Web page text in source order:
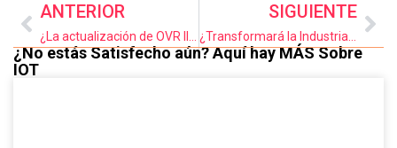
ANTERIOR SIGUIENTE
¿No estás Satisfecho aún? Aquí hay MÁS Sobre
IOT